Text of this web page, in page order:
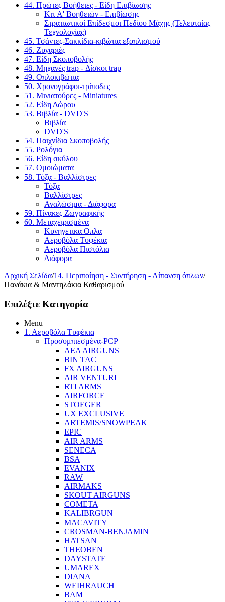
44. Πρώτες Βοήθειες - Είδη Επιβίωσης
Κιτ Α' Βοηθειών - Επιβίωσης
Στρατιωτικοί Επίδεσμοι Πεδίου Μάχης (Τελευταίας
Τεχνολογίας)
45. Τσάντες-Σακκίδια-κιβώτια εξοπλισμού
46. Ζυγαριές
47. Είδη Σκοποβολής
48. Μηχανές trap - Δίσκοι trap
49. Οπλοκιβώτια
50. Χρονογράφοι-τρίποδες
51. Μινιατούρες - Miniatures
52. Είδη Δώρου
53. Βιβλία - DVD'S
Βιβλία
DVD'S
54. Παιχνίδια Σκοποβολής
55. Ρολόγια
56. Είδη σκύλου
57. Ομοιώματα
58. Τόξα - Βαλλίστρες
Τόξα
Βαλλίστρες
Αναλώσιμα - Διάφορα
59. Πίνακες Ζωγραφικής
60. Μεταχειρισμένα
Κυνηγετικα Οπλα
Αεροβόλα Τυφέκια
Αεροβόλα Πιστόλια
Διάφορα
Αρχική Σελίδα/14. Περιποίηση - Συντήρηση - Λίπανση όπλων/
Πανάκια & Μαντηλάκια Καθαρισμού
Επιλέξτε Κατηγορία
Menu
1. Αεροβόλα Τυφέκια
Προσυμπιεσμένα-PCP
AEA AIRGUNS
BIN TAC
FX AIRGUNS
AIR VENTURI
RTI ARMS
AIRFORCE
STOEGER
UX EXCLUSIVE
ARTEMIS/SNOWPEAK
EPIC
AIR ARMS
SENECA
BSA
EVANIX
RAW
AIRMAKS
SKOUT AIRGUNS
COMETA
KALIBRGUN
MACAVITY
CROSMAN-BENJAMIN
HATSAN
THEOBEN
DAYSTATE
UMAREX
DIANA
WEIHRAUCH
BAM